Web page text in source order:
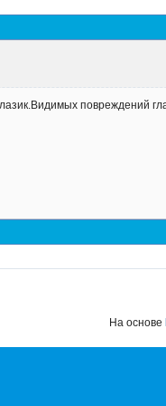
повреждений
На основе